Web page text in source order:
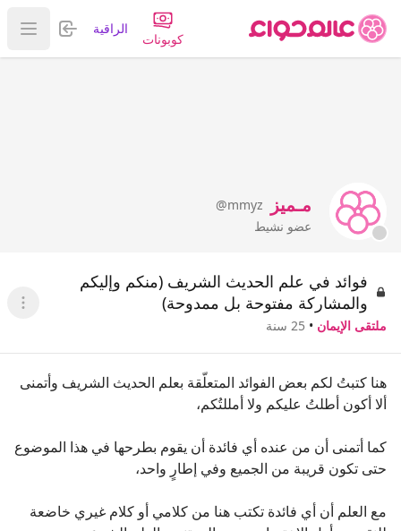
كوبونات
الراقية تسجيل
عرض
مـميز
@mmyz
عضو نشيط
فوائد في علم الحديث الشريف (منكم وإليكم
والمشاركة مفتوحة بل ممدوحة)
ملتقى الإيمان • 25 سنة
عرض
هنا كتبتُ لكم بعض الفوائد المتعلّقة بعلم الحديث الشريف وأتمنى
ألا أكون أطلتُ عليكم ولا أمللتُكم،
كما أتمنى أن من عنده أي فائدة أن يقوم بطرحها في هذا الموضوع
حتى تكون قريبة من الجميع وفي إطارٍ واحد،
مع العلم أن أي فائدة تكتب هنا من كلامي أو كلام غيري خاضعة